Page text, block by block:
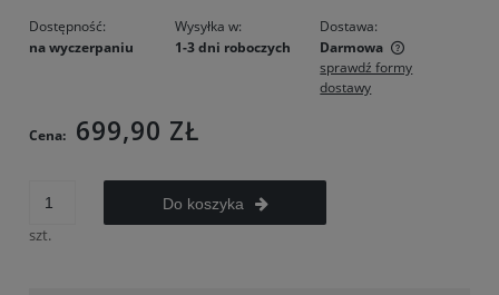
Dostępność:
na wyczerpaniu
Wysyłka w:
1-3 dni roboczych
Dostawa:
Darmowa
Cena nie zawiera ewentualnych kosztów płatności
sprawdź formy
dostawy
Cena: 699,90 ZŁ
szt.
Do koszyka